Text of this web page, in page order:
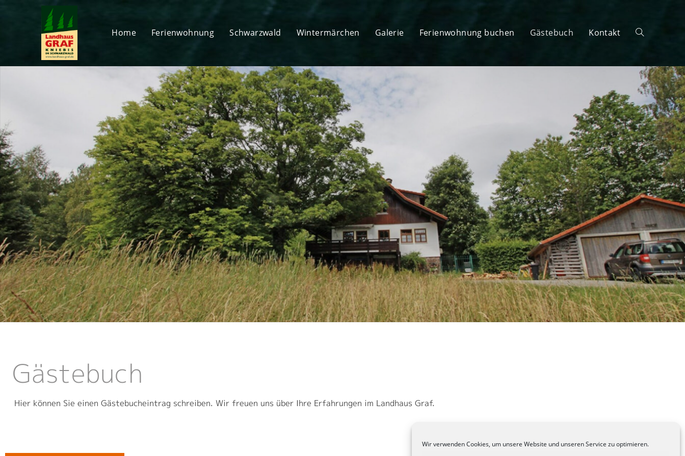
Wir verwenden Cookies, um unsere Website und unseren Service zu optimieren.
Home Ferienwohnung Schwarzwald Wintermärchen Galerie Ferienwohnung buchen Gästebuch Kontakt
Gästebuch
Hier können Sie einen Gästebucheintrag schreiben. Wir freuen uns über Ihre Erfahrungen im Landhaus Graf.